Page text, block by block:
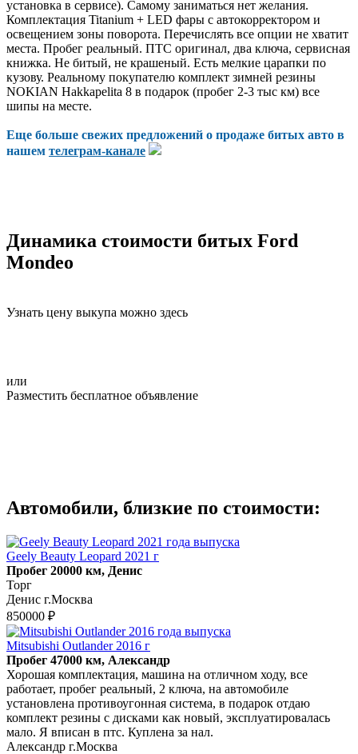
установка в сервисе). Самому заниматься нет желания.
Комплектация Titanium + LED фары с автокорректором и
освещением зоны поворота. Перечислять все опции не хватит
места. Пробег реальный. ПТС оригинал, два ключа, сервисная
книжка. Не битый, не крашеный. Есть мелкие царапки по
кузову. Реальному покупателю комплект зимней резины
NOKIAN Hakkapelita 8 в подарок (пробег 2-3 тыс км) все
шипы на месте.
Еще больше свежих предложений о продаже битых авто в
нашем телеграм-канале
Динамика стоимости битых Ford
Mondeo
Узнать цену выкупа можно здесь
или
Разместить бесплатное объявление
Автомобили, близкие по стоимости:
Geely Beauty Leopard 2021 г
Пробег 20000 км, Денис
Торг
Денис г.Москва
850000 ₽
Mitsubishi Outlander 2016 г
Пробег 47000 км, Александр
Хорошая комплектация, машина на отличном ходу, все
работает, пробег реальный, 2 ключа, на автомобиле
установлена противоугонная система, в подарок отдаю
комплект резины с дисками как новый, эксплуатировалась
мало. Я вписан в птс. Куплена за нал.
Александр г.Москва